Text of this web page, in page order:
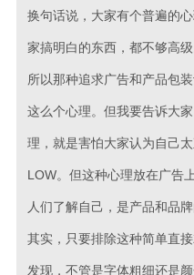
换句话说，大家有个普遍的
家搞明白的东西，都不够高级
所以那种追求广告和产品包
这么个心理。但我要告诉大
理，就是害怕大家认为自己
LOW。但这种心理放在广告
人们了解自己，是产品和品牌
其实，只要排除这种简单直
发现，不管是字体粗细还是